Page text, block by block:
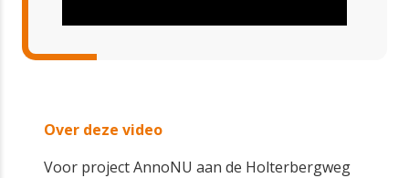
Over deze video
Voor project AnnoNU aan de Holterbergweg